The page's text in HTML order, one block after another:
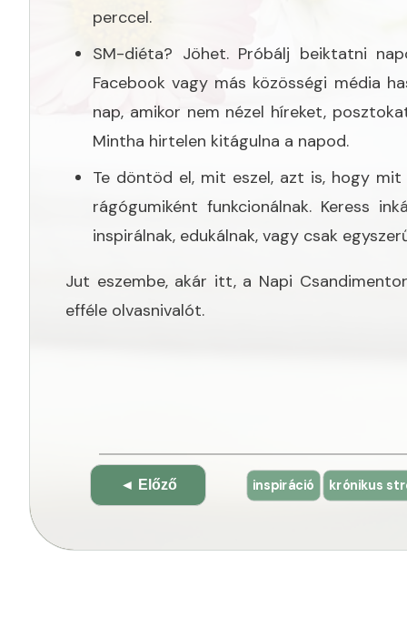
perccel.
SM-diéta? Jöhet. Próbálj beiktatni
Facebook vagy más közösségi média
nap, amikor nem nézel híreket,
Mintha hirtelen kitágulna a napod.
Te döntöd el, mit eszel, azt is, hogy
rágógumiként funkcionálnak. Keress
inspirálnak, edukálnak, vagy csak
Jut eszembe, akár itt, a Napi
efféle olvasnivalót.
Bejegyzés
navigáció
◄ Előző inspiráció krónikus